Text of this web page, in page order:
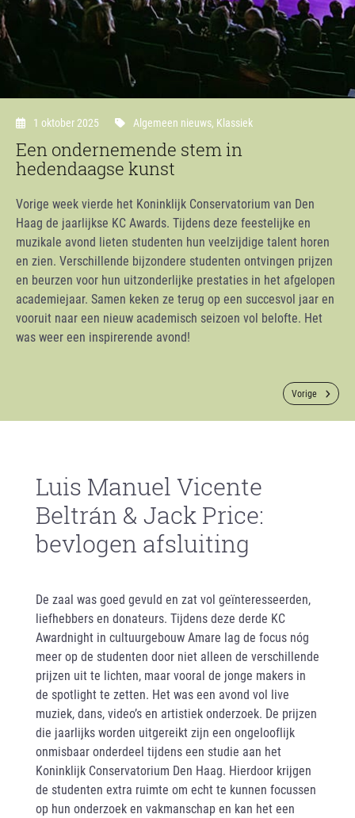
1 oktober 2025 Algemeen nieuws, Klassiek
Een ondernemende stem in
hedendaagse kunst
Vorige week vierde het Koninklijk Conservatorium van Den
Haag de jaarlijkse KC Awards. Tijdens deze feestelijke en
muzikale avond lieten studenten hun veelzijdige talent horen
en zien. Verschillende bijzondere studenten ontvingen prijzen
en beurzen voor hun uitzonderlijke prestaties in het afgelopen
academiejaar. Samen keken ze terug op een succesvol jaar en
vooruit naar een nieuw academisch seizoen vol belofte. Het
was weer een inspirerende avond!
Vorige
Luis Manuel Vicente
Beltrán & Jack Price:
bevlogen afsluiting
De zaal was goed gevuld en zat vol geïnteresseerden,
liefhebbers en donateurs. Tijdens deze derde KC
Awardnight in cultuurgebouw Amare lag de focus nóg
meer op de studenten door niet alleen de verschillende
prijzen uit te lichten, maar vooral de jonge makers in
de spotlight te zetten. Het was een avond vol live
muziek, dans, video’s en artistiek onderzoek. De prijzen
die jaarlijks worden uitgereikt zijn een ongelooflijk
onmisbaar onderdeel tijdens een studie aan het
Koninklijk Conservatorium Den Haag. Hierdoor krijgen
de studenten extra ruimte om echt te kunnen focussen
op hun onderzoek en vakmanschap en kan het een